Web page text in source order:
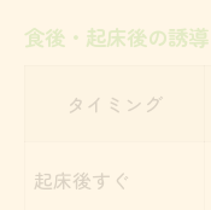
食後・起床後の誘
タイミング
起床後すぐ